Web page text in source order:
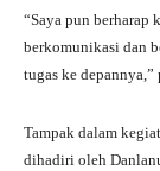
“Saya pun berharap
berkomunikasi dan
tugas ke depannya,”
Tampak dalam
dihadiri oleh